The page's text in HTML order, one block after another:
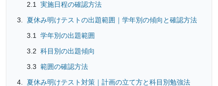
実施日程の確認方法
夏休み明けテストの出題範囲｜学年別の傾向と確認方法
学年別の出題範囲
科目別の出題傾向
範囲の確認方法
夏休み明けテスト対策｜計画の立て方と科目別勉強法